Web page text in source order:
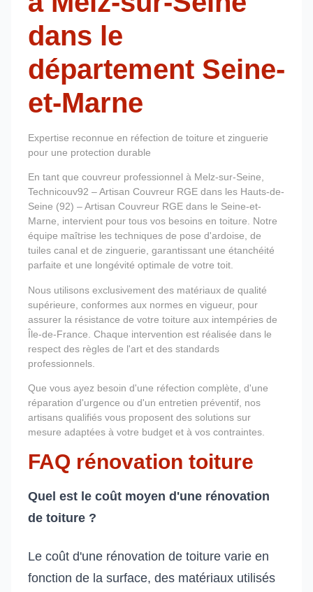
dans le
département Seine-
et-Marne
Expertise reconnue en réfection de toiture et zinguerie
pour une protection durable
En tant que couvreur professionnel à Melz-sur-Seine,
Technicouv92 – Artisan Couvreur RGE dans les Hauts-de-
Seine (92) – Artisan Couvreur RGE dans le Seine-et-
Marne, intervient pour tous vos besoins en toiture. Notre
équipe maîtrise les techniques de pose d'ardoise, de
tuiles canal et de zinguerie, garantissant une étanchéité
parfaite et une longévité optimale de votre toit.
Nous utilisons exclusivement des matériaux de qualité
supérieure, conformes aux normes en vigueur, pour
assurer la résistance de votre toiture aux intempéries de
Île-de-France. Chaque intervention est réalisée dans le
respect des règles de l'art et des standards
professionnels.
Que vous ayez besoin d'une réfection complète, d'une
réparation d'urgence ou d'un entretien préventif, nos
artisans qualifiés vous proposent des solutions sur
mesure adaptées à votre budget et à vos contraintes.
FAQ rénovation toiture
Quel est le coût moyen d'une rénovation
de toiture ?
Le coût d'une rénovation de toiture varie en
fonction de la surface, des matériaux utilisés